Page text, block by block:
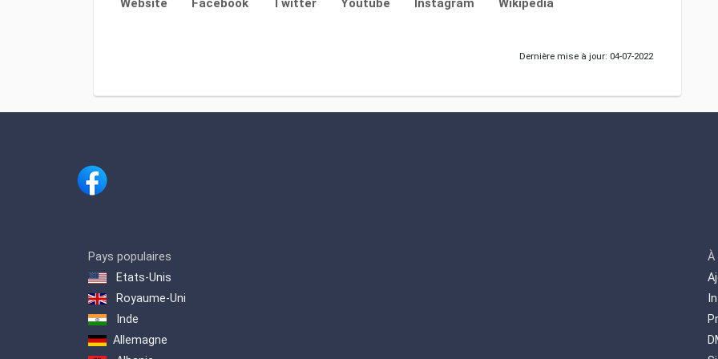
Dernière mise à jour: 04-07-2022
Pays populaires
Etats-Unis
Royaume-Uni
Inde
Allemagne
À